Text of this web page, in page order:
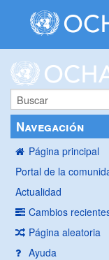
Navegación
Página principal
Portal de la
Actualidad
Cambios
Página aleatoria
Ayuda